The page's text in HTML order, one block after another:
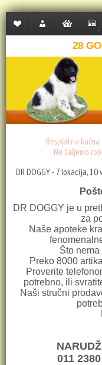
28
Besplatna
Ne šaljemo
DR DOGGY - 7 lokacija,
DR DOGGY je u
za
Naše apoteke
Što
Preko 8000
Proverite
potrebno, ili
Naši stručni
011